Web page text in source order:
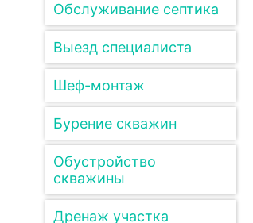
Обслуживание септика
Выезд специалиста
Шеф-монтаж
Бурение скважин
Обустройство
скважины
Дренаж участка